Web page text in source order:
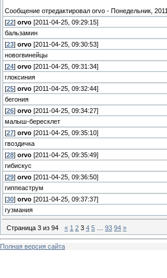
Сообщение отредактировал orvo - Понедельник,
[22] orvo [2011-04-25, 09:29:15]
бальзамин
[23] orvo [2011-04-25, 09:30:53]
новогвинейцы
[24] orvo [2011-04-25, 09:31:34]
глоксиния
[25] orvo [2011-04-25, 09:32:44]
бегония
[26] orvo [2011-04-25, 09:34:27]
малыш-бересклет
[27] orvo [2011-04-25, 09:35:10]
гвоздичка
[28] orvo [2011-04-25, 09:35:49]
гибискус
[29] orvo [2011-04-25, 09:36:50]
гиппеаструм
[30] orvo [2011-04-25, 09:37:37]
гузмания
Страница 3 из 94 « 1 2 3 4 5 93 94 »
Полная версия сайта